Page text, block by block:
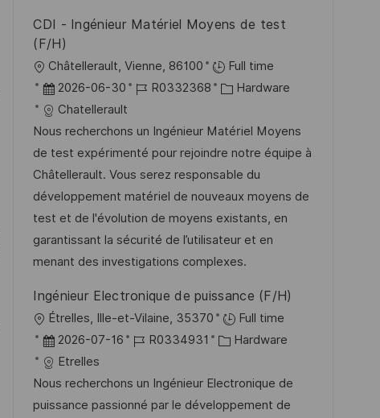
ö
e
n
g
CDI - Ingénieur Matériel Moyens de test
(F/H)
O
r
t
Châtellerault, Vienne, 86100
Full time
D
a
t
u
m
d
e
r
V
r
ö
f
f
e
n
2026-06-30
J
b
-
I
D
R0332368
K
t
e
g
o
r
i
e
Hardware
Chatellerault
Nous recherchons un Ingénieur Matériel Moyens
de test expérimenté pour rejoindre notre équipe à
Châtellerault. Vous serez responsable du
développement matériel de nouveaux moyens de
test et de l'évolution de moyens existants, en
garantissant la sécurité de l’utilisateur et en
menant des investigations complexes.
Ingénieur Electronique de puissance (F/H)
O
r
t
Étrelles, Ille-et-Vilaine, 35370
Full time
D
a
t
u
2026-07-16
J
b
-
R0334931
K
t
e
Hardware
Etrelles
Nous recherchons un Ingénieur Electronique de
puissance passionné par le développement de